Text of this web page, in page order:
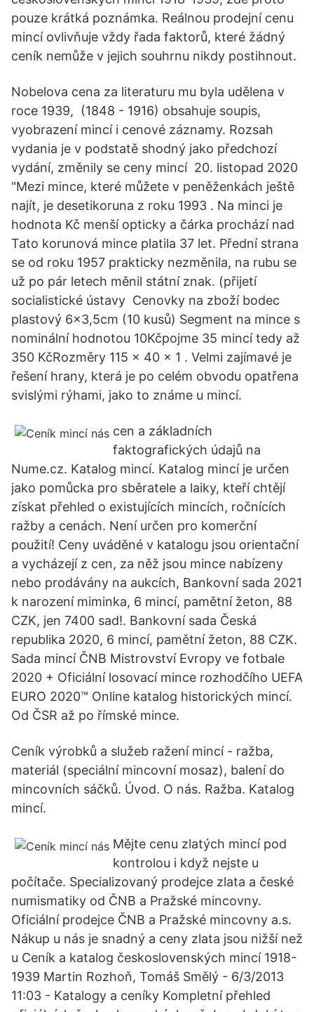
pouze krátká poznámka. Reálnou prodejní cenu
mincí ovlivňuje vždy řada faktorů, které žádný
ceník nemůže v jejich souhrnu nikdy postihnout.
Nobelova cena za literaturu mu byla udělena v
roce 1939, (1848 - 1916) obsahuje soupis,
vyobrazení mincí i cenové záznamy. Rozsah
vydania je v podstatě shodný jako předchozí
vydání, změnily se ceny mincí 20. listopad 2020
"Mezi mince, které můžete v peněženkách ještě
najít, je desetikoruna z roku 1993 . Na minci je
hodnota Kč menší opticky a čárka prochází nad
Tato korunová mince platila 37 let. Přední strana
se od roku 1957 prakticky nezměnila, na rubu se
už po pár letech měnil státní znak. (přijetí
socialistické ústavy Cenovky na zboží bodec
plastový 6x3,5cm (10 kusů) Segment na mince s
nominální hodnotou 10Kčpojme 35 mincí tedy až
350 KčRozměry 115 x 40 x 1 . Velmi zajímavé je
řešení hrany, která je po celém obvodu opatřena
svislými rýhami, jako to známe u mincí.
cen a základních
faktografických údajů na
Nume.cz. Katalog mincí. Katalog mincí je určen
jako pomůcka pro sběratele a laiky, kteří chtějí
získat přehled o existujících mincích, ročnících
ražby a cenách. Není určen pro komerční
použití! Ceny uváděné v katalogu jsou orientační
a vycházejí z cen, za něž jsou mince nabízeny
nebo prodávány na aukcích, Bankovní sada 2021
k narození miminka, 6 mincí, pamětní žeton, 88
CZK, jen 7400 sad!. Bankovní sada Česká
republika 2020, 6 mincí, pamětní žeton, 88 CZK.
Sada mincí ČNB Mistrovství Evropy ve fotbale
2020 + Oficiální losovací mince rozhodčího UEFA
EURO 2020™ Online katalog historických mincí.
Od ČSR až po římské mince.
Ceník výrobků a služeb ražení mincí - ražba,
materiál (speciální mincovní mosaz), balení do
mincovních sáčků. Úvod. O nás. Ražba. Katalog
mincí.
Mějte cenu zlatých mincí pod
kontrolou i když nejste u
počítače. Specializovaný prodejce zlata a české
numismatiky od ČNB a Pražské mincovny.
Oficiální prodejce ČNB a Pražské mincovny a.s.
Nákup u nás je snadný a ceny zlata jsou nižší než
u Ceník a katalog československých mincí 1918-
1939 Martin Rozhoň, Tomáš Smělý - 6/3/2013
11:03 - Katalogy a ceníky Kompletní přehled